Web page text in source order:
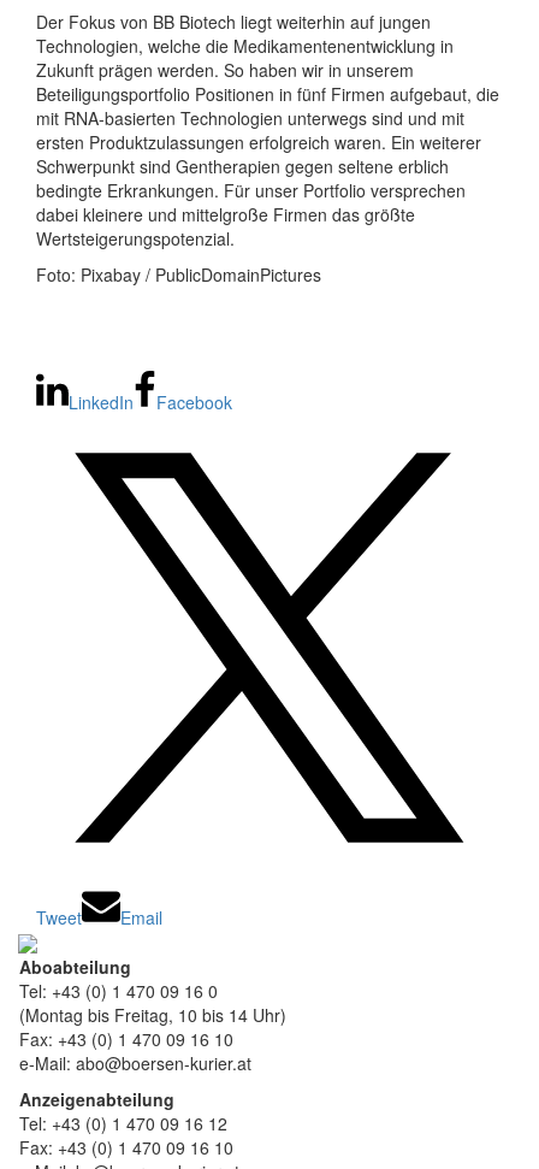
Der Fokus von BB Biotech liegt weiterhin auf jungen
Technologien, welche die Medikamentenentwicklung in
Zukunft prägen werden. So haben wir in unserem
Beteiligungsportfolio Positionen in fünf Firmen aufgebaut, die
mit RNA-basierten Technologien unterwegs sind und mit
ersten Produktzulassungen erfolgreich waren. Ein weiterer
Schwerpunkt sind Gentherapien gegen seltene erblich
bedingte Erkrankungen. Für unser Portfolio versprechen
dabei kleinere und mittelgroße Firmen das größte
Wertsteigerungspotenzial.
Foto: Pixabay / PublicDomainPictures
LinkedIn Facebook
Tweet Email
Aboabteilung
Tel: +43 (0) 1 470 09 16 0
(Montag bis Freitag, 10 bis 14 Uhr)
Fax: +43 (0) 1 470 09 16 10
e-Mail: abo@boersen-kurier.at
Anzeigenabteilung
Tel: +43 (0) 1 470 09 16 12
Fax: +43 (0) 1 470 09 16 10